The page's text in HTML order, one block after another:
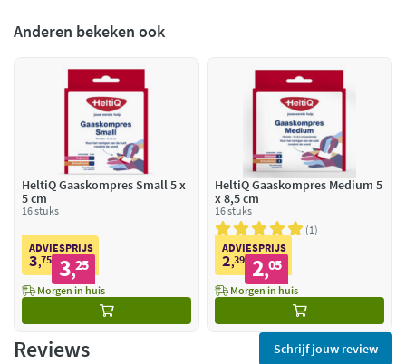
Anderen bekeken ook
HeltiQ Gaaskompres Small 5 x
5 cm
16 stuks
ADVIESPRIJS
3,75 3,25
Morgen in huis
HeltiQ Gaaskompres Medium 5
x 8,5 cm
16 stuks
1
ADVIESPRIJS
2,39 2,05
Morgen in huis
Reviews Schrijf jouw review